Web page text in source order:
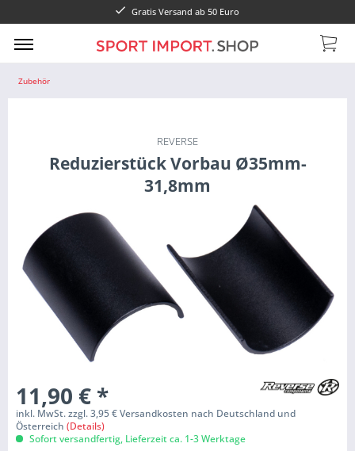
Gratis Versand ab 50 Euro
Zubehör
REVERSE
Reduzierstück Vorbau Ø35mm-
31,8mm
11,90 € *
inkl. MwSt. zzgl. 3,95 € Versandkosten nach Deutschland und
Österreich (Details)
Sofort versandfertig, Lieferzeit ca. 1-3 Werktage